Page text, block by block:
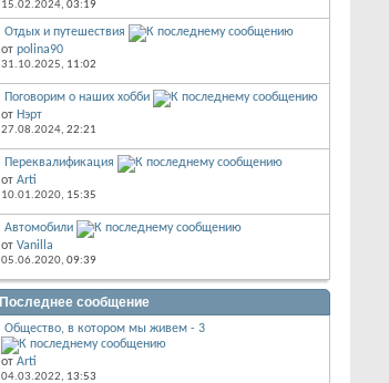
15.02.2024, 03:19
Отдых и путешествия
от polina90
31.10.2025, 11:02
Поговорим о наших хобби
от Нэрт
27.08.2024, 22:21
Переквалификация
от Arti
10.01.2020, 15:35
Автомобили
от Vanilla
05.06.2020, 09:39
Последнее сообщение
Общество, в котором мы живем - 3
от Arti
04.03.2022, 13:53